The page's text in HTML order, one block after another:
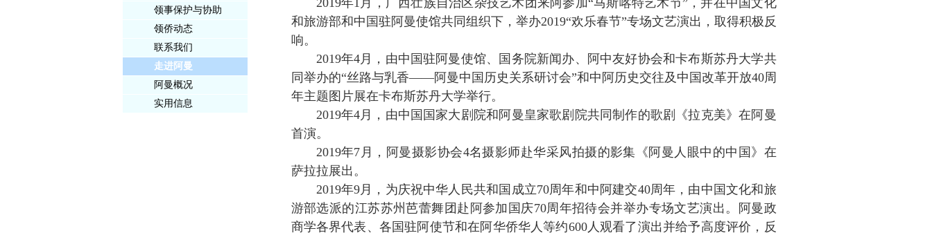
领事保护与协助
领侨动态
联系我们
走进阿曼
阿曼概况
实用信息
2019年1月，广西壮族自治区杂技艺术团来阿参加“马斯喀特艺术节”，并在中国文化
和旅游部和中国驻阿曼使馆共同组织下，举办2019“欢乐春节”专场文艺演出，取得积极反
响。
2019年4月，由中国驻阿曼使馆、国务院新闻办、阿中友好协会和卡布斯苏丹大学共
同举办的“丝路与乳香——阿曼中国历史关系研讨会”和中阿历史交往及中国改革开放40周
年主题图片展在卡布斯苏丹大学举行。
2019年4月，由中国国家大剧院和阿曼皇家歌剧院共同制作的歌剧《拉克美》在阿曼
首演。
2019年7月，阿曼摄影协会4名摄影师赴华采风拍摄的影集《阿曼人眼中的中国》在
萨拉拉展出。
2019年9月，为庆祝中华人民共和国成立70周年和中阿建交40周年，由中国文化和旅
游部选派的江苏苏州芭蕾舞团赴阿参加国庆70周年招待会并举办专场文艺演出。阿曼政
商学各界代表、各国驻阿使节和在阿华侨华人等约600人观看了演出并给予高度评价，反